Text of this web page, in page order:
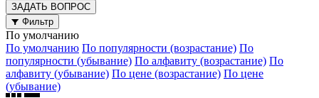
ЗАДАТЬ ВОПРОС
Фильтр
По умолчанию
По умолчанию По популярности (возрастание) По
популярности (убывание) По алфавиту (возрастание) По
алфавиту (убывание) По цене (возрастание) По цене
(убывание)